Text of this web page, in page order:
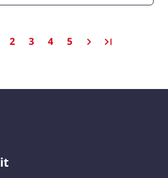
gewährleisten. Darüber
gewebtem Design,
Seite
2 Seite
3 Seite
4 Seite
5 next page
last page